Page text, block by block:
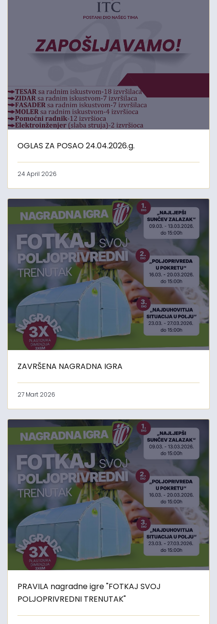
OGLAS ZA POSAO 24.04.2026.g.
24 April 2026
ZAVRŠENA NAGRADNA IGRA
27 Mart 2026
PRAVILA nagradne igre "FOTKAJ SVOJ
POLJOPRIVREDNI TRENUTAK"